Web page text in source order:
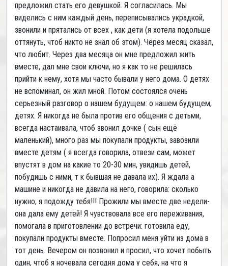
предложил стать его девушкой. Я согласилась. Мы
виделись с ним каждый день, переписывались украдкой,
звонили и прятались от всех , как дети (я хотела подольше
оттянуть, чтоб никто не знал об этом). Через месяц сказал,
что любит. Через два месяца он мне предложил жить
вместе, дал мне свои ключи, но я как то не решилась
прийти к нему, хотя мы часто бывали у него дома. О детях
не вспоминал, он жил мной. Потом состоялся очень
серьезный разговор о нашем будущем: о нашем будущем,
детях. Я никогда не была против его общения с детьми,
всегда настаивала, чтоб звонил дочке ( сын ещё
маленький), много раз мы покупали продукты, завозили
вместе детям ( я всегда говорила, отвези сам, может
впустят в дом на какие то 20-30 мин, увидишь детей,
побудишь с ними, т к бывшая не давала их). Я ждала а
машине и никогда не давила на него, говорила: сколько
нужно, я подожду тебя!!! Прожили мы вместе две недели-
она дала ему детей! Я чувствовала все его переживания,
помогала в приготовлении до встречи: готовила еду,
покупали продукты вместе. Попросил меня уйти из дома в
тот день. Вечером он позвонил и просил, что хочет побыть
один, чтоб я ночевала сегодня дома у себя, на что я